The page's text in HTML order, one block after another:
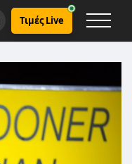
Τιμές Live